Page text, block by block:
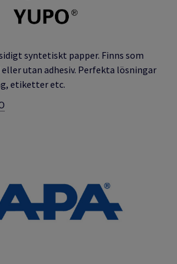
syntetiskt papper. Finns som
utan adhesiv. Perfekta lösningar
etiketter etc.